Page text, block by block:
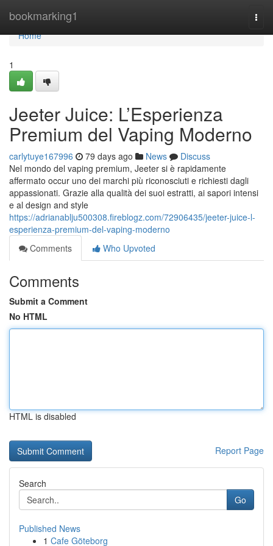
bookmarking1
Home
Home
1
Jeeter Juice: L’Esperienza
Premium del Vaping Moderno
carlytuye167996 79 days ago News
Discuss
Nel mondo del vaping premium, Jeeter si è rapidamente
affermato occur uno dei marchi più riconosciuti e richiesti dagli
appassionati. Grazie alla qualità dei suoi estratti, ai sapori intensi
e al design and style
https://adrianablju500308.fireblogz.com/72906435/jeeter-juice-l-
esperienza-premium-del-vaping-moderno
Comments
Who Upvoted
Comments
Submit a Comment
No HTML
HTML is disabled
Report Page
Search
Go
Published News
1 Cafe Göteborg